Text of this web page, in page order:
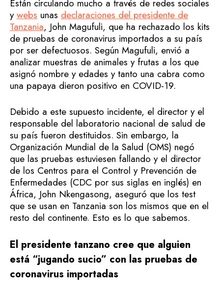
Están circulando mucho a través de redes sociales
ywebs unas declaraciones del presidente de
Tanzania, John Magufuli, que ha rechazado los kits
de pruebas de coronavirus importados a su país
por ser defectuosos. Según Magufuli, envió a
analizar muestras de animales y frutas a los que
asignó nombre y edades y tanto una cabra como
una papaya dieron positivo en COVID-19.
Debido a este supuesto incidente, el director y el
responsable del laboratorio nacional de salud de
su país fueron destituidos. Sin embargo, la
Organización Mundial de la Salud (OMS) negó
que las pruebas estuviesen fallando y el director
de los Centros para el Control y Prevención de
Enfermedades (CDC por sus siglas en inglés) en
África, John Nkengasong, aseguró que los test
que se usan en Tanzania son los mismos que en el
resto del continente. Esto es lo que sabemos.
El presidente tanzano cree que alguien
está “jugando sucio” con las pruebas de
coronavirus importadas